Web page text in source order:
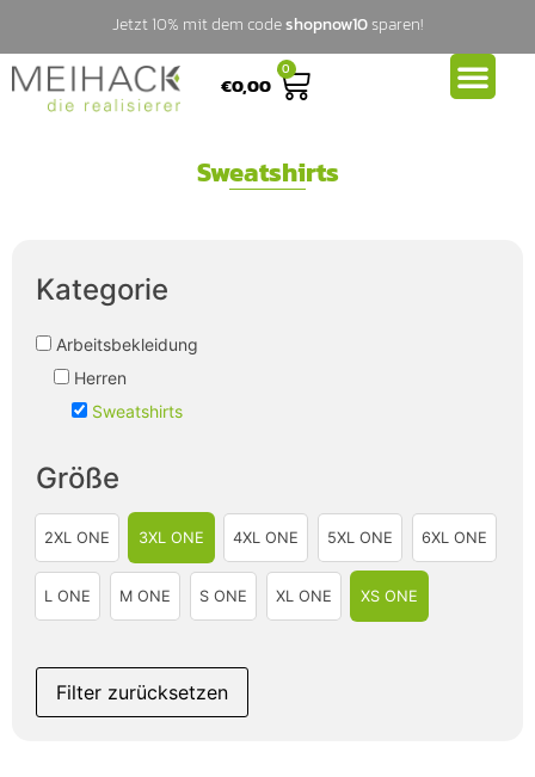
Jetzt 10% mit dem codeshopnow10sparen!
€0,00
0
Sweatshirts
Kategorie
Arbeitsbekleidung
Herren
Sweatshirts
Größe
2XL ONE 3XL ONE 4XL ONE 5XL ONE 6XL ONE
L ONE M ONE S ONE XL ONE XS ONE
Filter zurücksetzen